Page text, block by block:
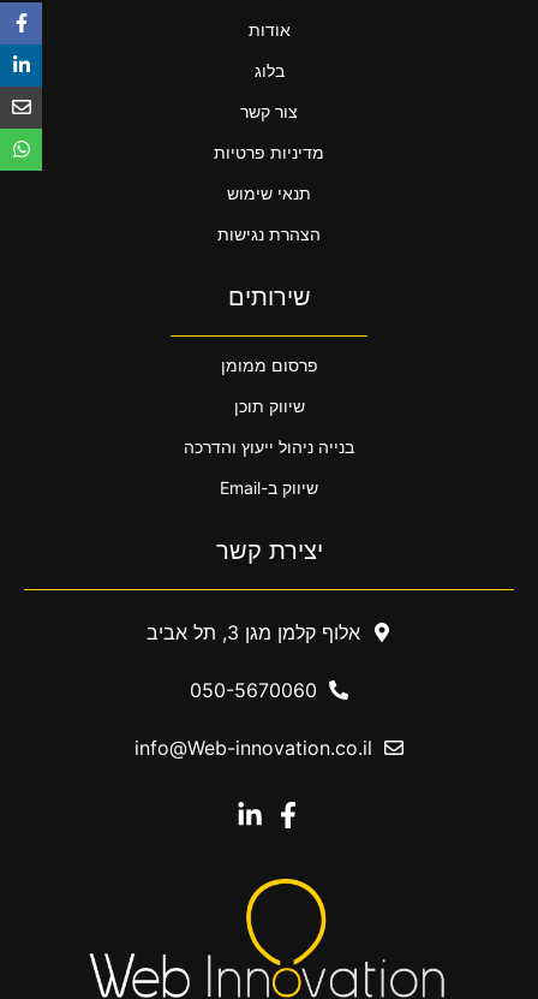
אודות
בלוג
צור קשר
מדיניות פרטיות
תנאי שימוש
הצהרת נגישות
שירותים
פרסום ממומן
שיווק תוכן
בנייה ניהול ייעוץ והדרכה
שיווק ב-Email
יצירת קשר
אלוף קלמן מגן 3, תל אביב
050-5670060
info@Web-innovation.co.il